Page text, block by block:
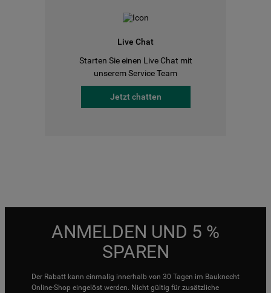
Live Chat
Starten Sie einen Live Chat mit
unserem Service Team
Jetzt chatten
ANMELDEN UND 5 %
SPAREN
Der Rabatt kann einmalig innerhalb von 30 Tagen im Bauknecht
Online-Shop eingelöst werden. Nicht gültig für zusätzliche